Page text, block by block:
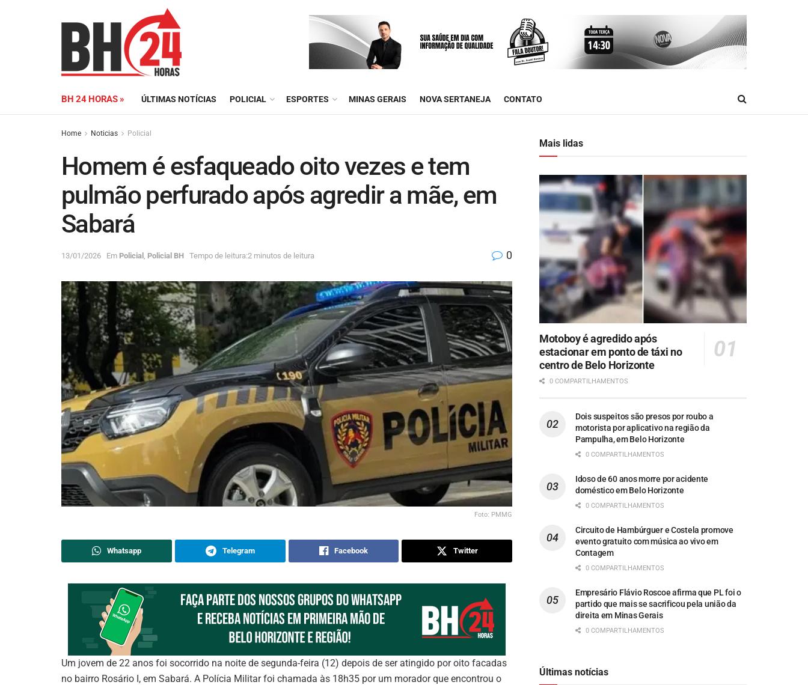
BH 24 HORAS » ÚLTIMAS NOTÍCIAS POLICIAL ESPORTES MINAS GERAIS NOVA SERTANEJA CONTATO
Home Noticias Policial
Homem é esfaqueado oito vezes e tem
pulmão perfurado após agredir a mãe, em
Sabará
13/01/2026 Em Policial Policial BH Tempo de leitura:2 minutos de leitura 0
Foto: PMMG
Whatsapp Telegram Facebook Twitter
Um jovem de 22 anos foi socorrido na noite de segunda-feira (12) depois de ser atingido por oito facadas
no bairro Rosário I, em Sabará. A Polícia Militar foi chamada às 18h35 por um morador que encontrou o
Mais lidas
Motoboy é agredido após
estacionar em ponto de táxi no
centro de Belo Horizonte
0 COMPARTILHAMENTOS
Dois suspeitos são presos por roubo a
motorista por aplicativo na região da
Pampulha, em Belo Horizonte
0 COMPARTILHAMENTOS
Idoso de 60 anos morre por acidente
doméstico em Belo Horizonte
0 COMPARTILHAMENTOS
Circuito de Hambúrguer e Costela promove
evento gratuito com música ao vivo em
Contagem
0 COMPARTILHAMENTOS
Empresário Flávio Roscoe afirma que PL foi o
partido que mais se sacrificou pela união da
direita em Minas Gerais
0 COMPARTILHAMENTOS
Últimas notícias